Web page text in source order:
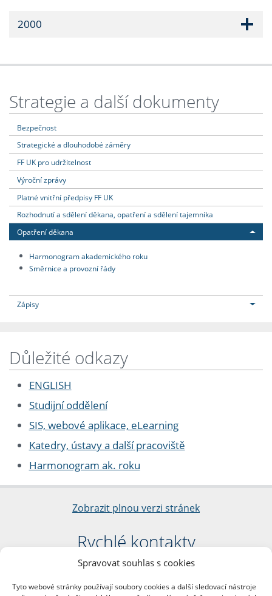
Spravovat souhlas s cookies
Tyto webové stránky používají soubory cookies a další sledovací nástroje
2000
Strategie a další dokumenty
Bezpečnost
Strategické a dlouhodobé záměry
FF UK pro udržitelnost
Výroční zprávy
Platné vnitřní předpisy FF UK
Rozhodnutí a sdělení děkana, opatření a sdělení tajemníka
Opatření děkana
Harmonogram akademického roku
Směrnice a provozní řády
Zápisy
Důležité odkazy
ENGLISH
Studijní oddělení
SIS, webové aplikace, eLearning
Katedry, ústavy a další pracoviště
Harmonogram ak. roku
Zobrazit plnou verzi stránek
Rychlé kontakty
Filozofická fakulta
nám. Jana Palacha 1/2